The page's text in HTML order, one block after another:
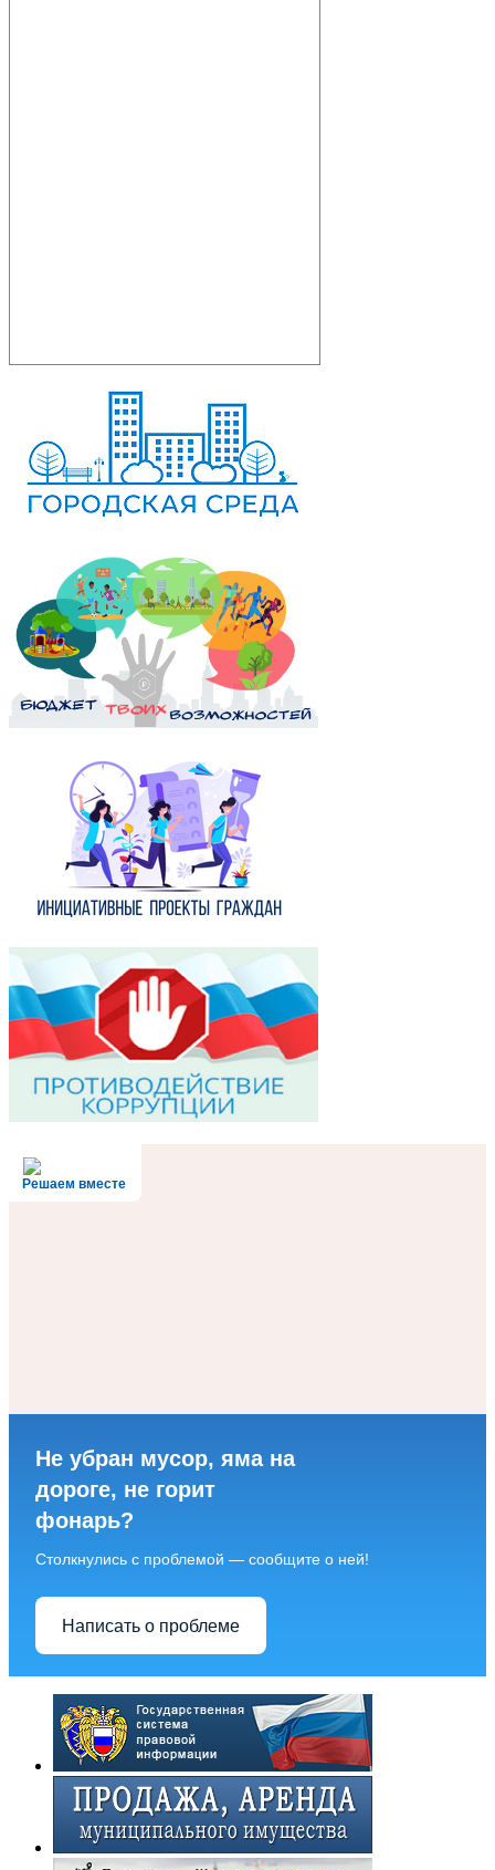
Решаем вместе
Не убран мусор, яма на
дороге, не горит
фонарь?
Столкнулись с проблемой — сообщите о ней!
Написать о проблеме